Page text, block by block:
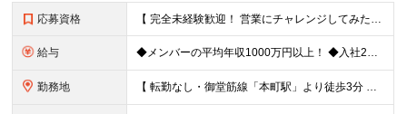
応募資格 【 完全未経験歓迎！ 営業にチャレンジしてみたい方歓迎 】 ◆学歴・経歴不問 ◆第二新卒歓迎 ◆人物重視の採用です！ ▼こんな方はぜひご応募ください ◎誠実な姿勢を持った方 ◎素直な方 ◎思いやり
給与 ◆メンバーの平均年収1000万円以上！ ◆入社2年目・未経験入社で年収1000万円の社員も 月給：25万円以上＋賞与（年2回）＋インセンティブ(平均：年150万～2800万)＋随時昇給 ＜インセン
勤務地 【 転勤なし・御堂筋線「本町駅」より徒歩3分 】 ■本社： 大阪府大阪市中央区淡路町3丁目6-3 御堂筋MTRビル1階 ≪アクセスの良さ抜群！≫ ★大阪の2大主要駅「淀屋橋」「本町」の ちょうど中